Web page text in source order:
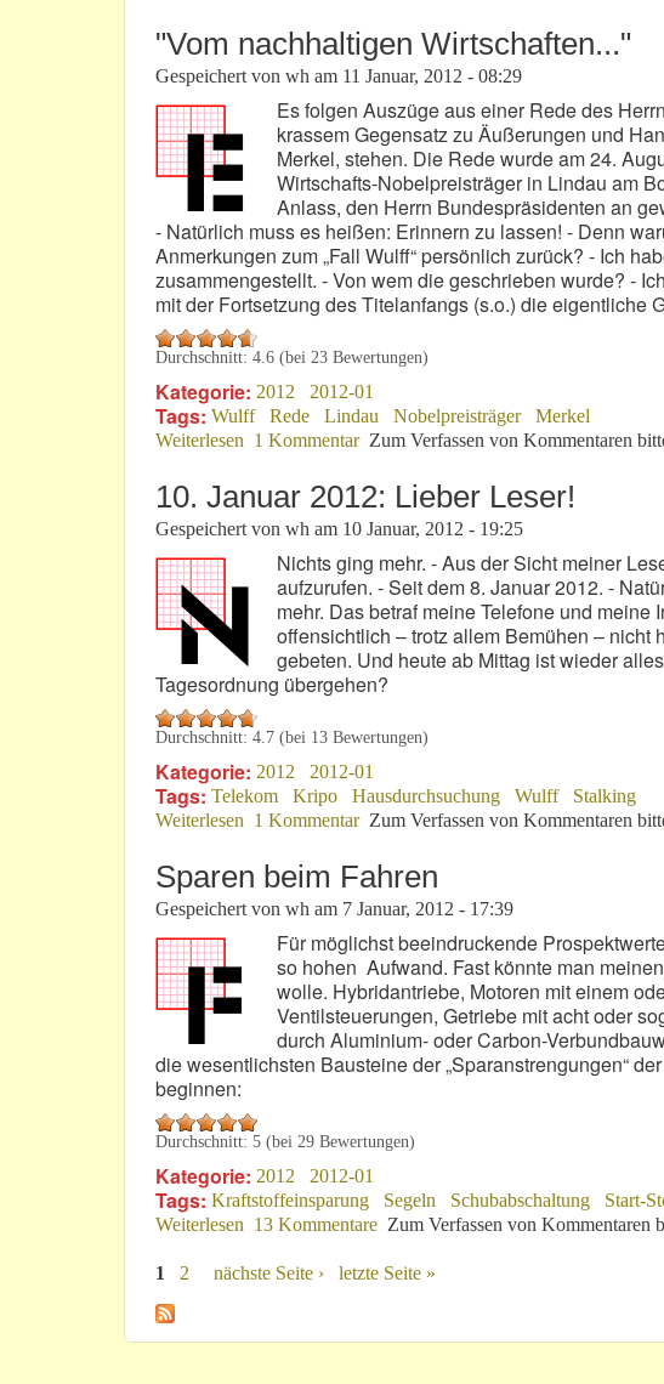
"Vom nachhaltigen Wirtschaften..."
Gespeichert von wh am 11 Januar, 2012 - 08:29
Es folgen Auszüge aus einer Rede des
krassem Gegensatz zu Äußerungen und
Merkel, stehen. Die Rede wurde am 24.
Wirtschafts-Nobelpreisträger in Lindau am
Anlass, den Herrn Bundespräsidenten an
- Natürlich muss es heißen: Erinnern zu lassen! - Denn
Anmerkungen zum „Fall Wulff“ persönlich zurück? - Ich
zusammengestellt. - Von wem die geschrieben wurde? -
mit der Fortsetzung des Titelanfangs (s.o.) die eigentliche
Durchschnitt: 4.6 (bei 23 Bewertungen)
Kategorie: 2012 2012-01
Tags: Wulff Rede Lindau Nobelpreisträger
Merkel
Weiterlesen über "Vom nachhaltigen Wirtschaften..."
1 Kommentar Zum Verfassen von Kommentaren
10. Januar 2012: Lieber Leser!
Gespeichert von wh am 10 Januar, 2012 - 19:25
Nichts ging mehr. - Aus der Sicht meiner
aufzurufen. - Seit dem 8. Januar 2012. -
mehr. Das betraf meine Telefone und
offensichtlich – trotz allem Bemühen – nicht
gebeten. Und heute ab Mittag ist wieder
Tagesordnung übergehen?
Durchschnitt: 4.7 (bei 13 Bewertungen)
Kategorie: 2012 2012-01
Tags: Telekom Kripo Hausdurchsuchung Wulff
Stalking
Weiterlesen über 10. Januar 2012: Lieber Leser!
1 Kommentar Zum Verfassen von Kommentaren
Sparen beim Fahren
Gespeichert von wh am 7 Januar, 2012 - 17:39
Für möglichst beeindruckende
so hohen Aufwand. Fast könnte man
wolle. Hybridantriebe, Motoren mit einem
Ventilsteuerungen, Getriebe mit acht oder
durch Aluminium- oder Carbon-
die wesentlichsten Bausteine der „Sparanstrengungen“
beginnen:
Durchschnitt: 5 (bei 29 Bewertungen)
Kategorie: 2012 2012-01
Tags: Kraftstoffeinsparung Segeln Schubabschaltung
Start-
Weiterlesen über Sparen beim Fahren
13 Kommentare Zum Verfassen von Kommentaren
Seiten
1 2 nächste Seite › letzte Seite »